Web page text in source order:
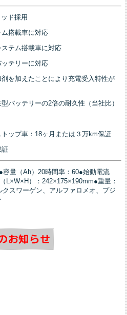
ド採用
搭載車に対応
テム搭載車に対応
テリーに対応
を加えたことにより充電受入特性が
バッテリーの2倍の耐久性（当社比）
ップ車：18ヶ月または３万km保証
証
量（Ah）20時間率：60●始動電流
L×W×H）：242×175×190mm●重量：
スワーゲン、アルファロメオ、プジ